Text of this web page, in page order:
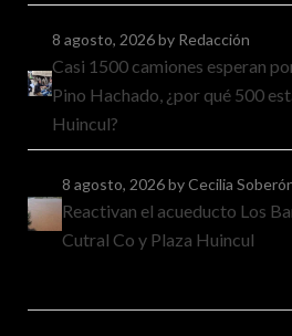
8 agosto, 2026by Redacción
Casi 1500 camiones esperan
Pino Hachado, ¿por qué 500
Huincul?
8 agosto, 2026by Cecilia
Reactivan el acueducto Los
Cutral Co y Plaza Huincul